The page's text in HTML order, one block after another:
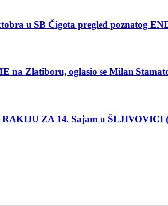
u SB Čigota pregled poznatog
na Zlatiboru, oglasio se Milan
ZA 14. Sajam u ŠLJIVOVICI